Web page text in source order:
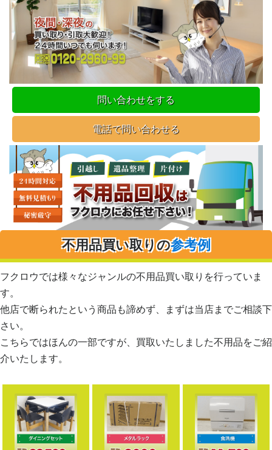
問い合わせをする
電話で問い合わせる
不用品買い取りの参考例
フクロウでは様々なジャンルの不用品買い取りを行っていま
す。
他店で断られたという商品も諦めず、まずは当店までご相談下
さい。
こちらではほんの一部ですが、買取いたしました不用品をご紹
介いたします。